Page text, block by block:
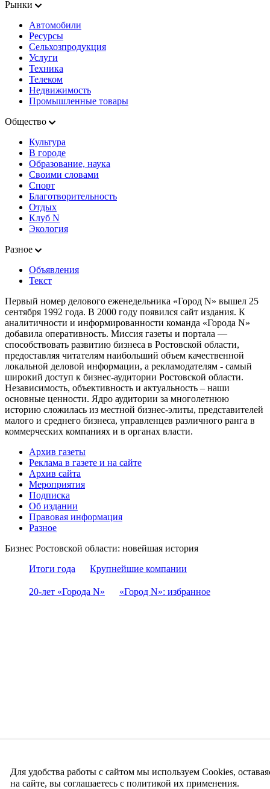
Рынки
Автомобили
Ресурсы
Сельхозпродукция
Услуги
Техника
Телеком
Недвижимость
Промышленные товары
Общество
Культура
В городе
Образование, наука
Своими словами
Спорт
Благотворительность
Отдых
Клуб N
Экология
Разное
Объявления
Текст
Первый номер делового еженедельника «Город N» вышел 25
сентября 1992 года. В 2000 году появился сайт издания. К
аналитичности и информированности команда «Города N»
добавила оперативность. Миссия газеты и портала —
способствовать развитию бизнеса в Ростовской области,
предоставляя читателям наибольший объем качественной
локальной деловой информации, а рекламодателям - самый
широкий доступ к бизнес-аудитории Ростовской области.
Независимость, объективность и актуальность – наши
основные ценности. Ядро аудитории за многолетнюю
историю сложилась из местной бизнес-элиты, представителей
малого и среднего бизнеса, управленцев различного ранга в
коммерческих компаниях и в органах власти.
Архив газеты
Реклама в газете и на сайте
Архив сайта
Мероприятия
Подписка
Об издании
Правовая информация
Разное
Бизнес Ростовской области: новейшая история
Итоги года
Крупнейшие компании
20-лет «Города N» «Город N»: избранное
Для удобства работы с сайтом мы используем Cookies,
на сайте, вы соглашаетесь с политикой их применения.